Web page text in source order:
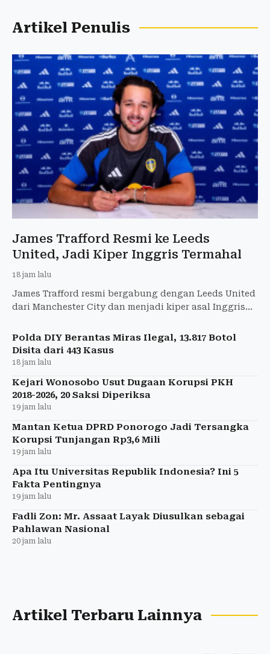
Artikel Penulis
James Trafford Resmi ke Leeds
United, Jadi Kiper Inggris Termahal
18 jam lalu
James Trafford resmi bergabung dengan Leeds United
dari Manchester City dan menjadi kiper asal Inggris
Polda DIY Berantas Miras Ilegal, 13.817 Botol
Disita dari 443 Kasus
18 jam lalu
Kejari Wonosobo Usut Dugaan Korupsi PKH
2018-2026, 20 Saksi Diperiksa
19 jam lalu
Mantan Ketua DPRD Ponorogo Jadi Tersangka
Korupsi Tunjangan Rp3,6 Mili
19 jam lalu
Apa Itu Universitas Republik Indonesia? Ini 5
Fakta Pentingnya
19 jam lalu
Fadli Zon: Mr. Assaat Layak Diusulkan sebagai
Pahlawan Nasional
20 jam lalu
Artikel Terbaru Lainnya